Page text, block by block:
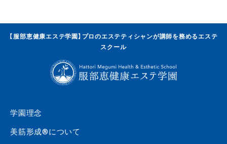
【服部恵健康エステ学園】プロのエステティシャンが講師を務めるエステ
スクール
学園理念
美筋形成®について